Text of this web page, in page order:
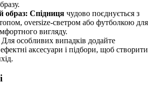
образ: Спідниця чудово поєднується з
oversize-светром або футболкою для
вигляду.
Для особливих випадків додайте
аксесуари і підбори, щоб створити